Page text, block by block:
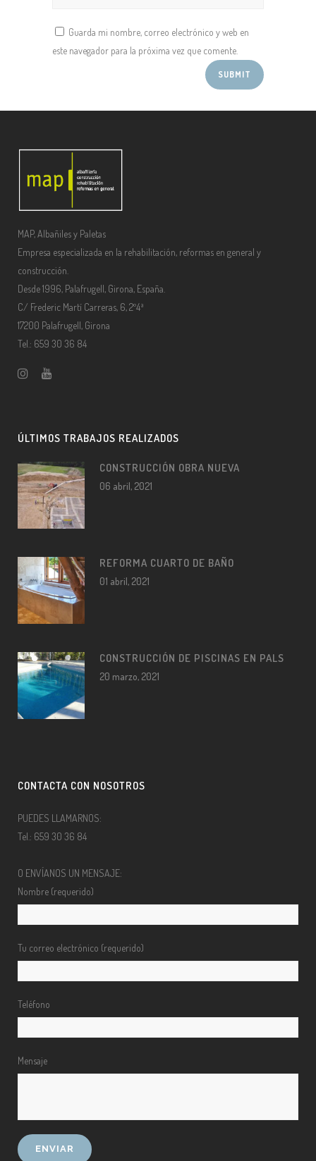
Guarda mi nombre, correo electrónico y web en
este navegador para la próxima vez que comente.
MAP, Albañiles y Paletas
Empresa especializada en la rehabilitación, reformas en general y
construcción.
Desde 1996, Palafrugell, Girona, España.
C/ Frederic Martí Carreras, 6, 2º4ª
17200 Palafrugell, Girona
Tel.: 659 30 36 84
ÚLTIMOS TRABAJOS REALIZADOS
CONSTRUCCIÓN OBRA NUEVA
06 abril, 2021
REFORMA CUARTO DE BAÑO
01 abril, 2021
CONSTRUCCIÓN DE PISCINAS EN PALS
20 marzo, 2021
CONTACTA CON NOSOTROS
PUEDES LLAMARNOS:
Tel.: 659 30 36 84
O ENVÍANOS UN MENSAJE:
Nombre (requerido)
Tu correo electrónico (requerido)
Teléfono
Mensaje